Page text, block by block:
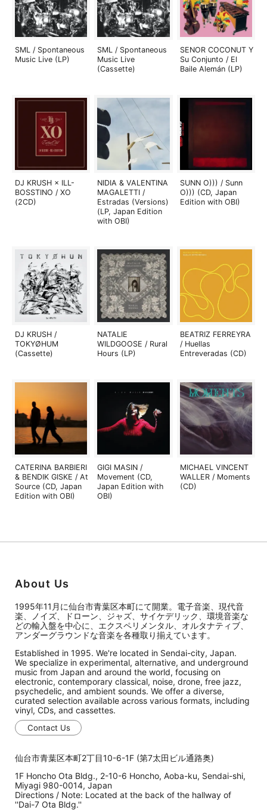
SML / Spontaneous
Music Live (LP)
SML / Spontaneous
Music Live
(Cassette)
SENOR COCONUT Y
Su Conjunto / El
Baile Alemán (LP)
DJ KRUSH × ILL-
BOSSTINO / XO
(2CD)
NIDIA & VALENTINA
MAGALETTI /
Estradas (Versions)
(LP, Japan Edition
with OBI)
SUNN O))) / Sunn
O))) (CD, Japan
Edition with OBI)
DJ KRUSH /
TOKYØHUM
(Cassette)
NATALIE
WILDGOOSE / Rural
Hours (LP)
BEATRIZ FERREYRA
/ Huellas
Entreveradas (CD)
CATERINA BARBIERI
& BENDIK GISKE / At
Source (CD, Japan
Edition with OBI)
GIGI MASIN /
Movement (CD,
Japan Edition with
OBI)
MICHAEL VINCENT
WALLER / Moments
(CD)
About Us
1995年11月に仙台市青葉区本町にて開業。電子音楽、現代音
楽、ノイズ、ドローン、ジャズ、サイケデリック、環境音楽な
どの輸入盤を中心に、エクスペリメンタル、オルタナティブ、
アンダーグラウンドな音楽を各種取り揃えています。
Established in 1995. We're located in Sendai-city, Japan.
We specialize in experimental, alternative, and underground
music from Japan and around the world, focusing on
electronic, contemporary classical, noise, drone, free jazz,
psychedelic, and ambient sounds. We offer a diverse,
curated selection available across various formats, including
vinyl, CDs, and cassettes.
Contact Us
仙台市青葉区本町2丁目10-6-1F (第7太田ビル通路奥)
1F Honcho Ota Bldg., 2-10-6 Honcho, Aoba-ku, Sendai-shi,
Miyagi 980-0014, Japan
Directions / Note: Located at the back of the hallway of
''Dai-7 Ota Bldg.''